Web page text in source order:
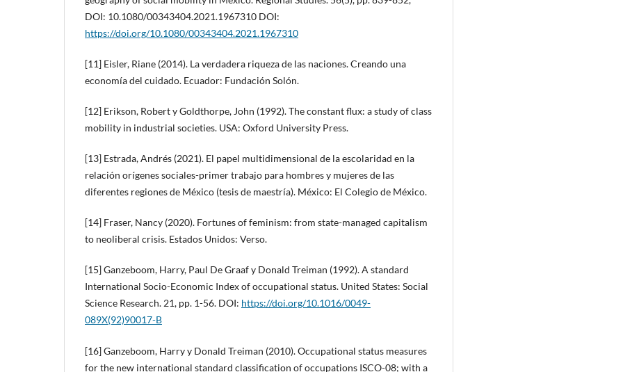
DOI: 10.1080/00343404.2021.1967310 DOI:
https://doi.org/10.1080/00343404.2021.1967310
[11] Eisler, Riane (2014). La verdadera riqueza de las naciones. Creando una
economía del cuidado. Ecuador: Fundación Solón.
[12] Erikson, Robert y Goldthorpe, John (1992). The constant flux: a study of class
mobility in industrial societies. USA: Oxford University Press.
[13] Estrada, Andrés (2021). El papel multidimensional de la escolaridad en la
relación orígenes sociales-primer trabajo para hombres y mujeres de las
diferentes regiones de México (tesis de maestría). México: El Colegio de México.
[14] Fraser, Nancy (2020). Fortunes of feminism: from state-managed capitalism
to neoliberal crisis. Estados Unidos: Verso.
[15] Ganzeboom, Harry, Paul De Graaf y Donald Treiman (1992). A standard
International Socio-Economic Index of occupational status. United States: Social
Science Research. 21, pp. 1-56. DOI: https://doi.org/10.1016/0049-
089X(92)90017-B
[16] Ganzeboom, Harry y Donald Treiman (2010). Occupational status measures
for the new international standard classification of occupations ISCO-08; with a